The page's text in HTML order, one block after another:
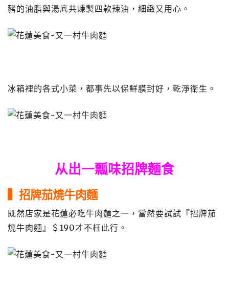
豬的油脂與湯底共煉製四款辣油，細緻又用心。
冰箱裡的各式小菜，都事先以保鮮膜封好，乾淨衛生。
从出一瓢味招牌麵食
▍招牌茄燒牛肉麵
既然店家是花蓮必吃牛肉麵之一，當然要試試『招牌茄
燒牛肉麵』＄190才不枉此行。